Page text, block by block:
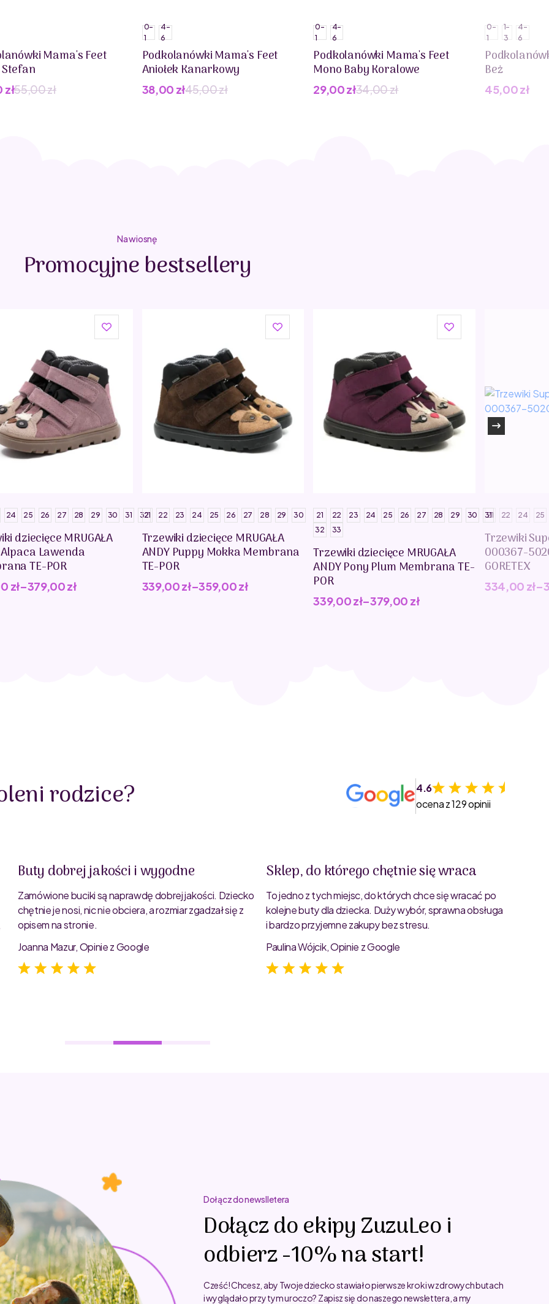
Mama's Feet
55,00zł
zł
0-
1
4-
6
Podkolanówki Mama's Feet
Aniołek Kanarkowy
45,00zł
Pierwotna
38,00 zł
Aktualna
0-
1
4-
6
Podkolanówki Mama's Feet
Mono Baby Koralowe
34,00zł
Pierwotna
29,00zł
Aktualna
0-
1
1-
3
4-
6
Beż
45,00zł
Na wiosnę
Promocyjne bestsellery
24 25 26 27 28 29 30 31 32
dziecięce MRUGAŁA
Alpaca Lawenda
TE-POR
zł–379,00zł
21 22 23 24 25 26 27 28 29 30
Trzewiki dziecięce MRUGAŁA
ANDY Puppy Mokka Membrana
TE-POR
339,00zł–359,00zł
21 22 23 24 25 26 27 28 29 30
31
32
33
Trzewiki dziecięce MRUGAŁA
ANDY Pony Plum Membrana TE-
POR
339,00zł–379,00 zł
21 22 24 25
Trzewiki
000367-
GORETEX
334,00 zł–
rodzice?
4.6
ocena z 129 opinii
Buty dobrej jakości i wygodne
Zamówione buciki są naprawdę dobrej jakości. Dziecko
chętnie je nosi, nic nie obciera, a rozmiar zgadzał się z
opisem na stronie.
Joanna Mazur, Opinie z Google
Sklep, do którego chętnie się wraca
To jedno z tych miejsc, do których chce się wracać po
kolejne buty dla dziecka. Duży wybór, sprawna obsługa
i bardzo przyjemne zakupy bez stresu.
Paulina Wójcik, Opinie z Google
Dołącz do newslletera
Dołącz do ekipy ZuzuLeo i
odbierz -10% na start!
Cześć! Chcesz, aby Twoje dziecko stawiało pierwsze kroki w zdrowych butach
i wyglądało przy tym uroczo? Zapisz się do naszego newslettera, a my